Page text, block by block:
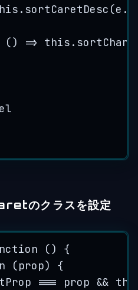
. sortCaretDesc (e .
() => this .
のクラスを設定
()
{
(prop)
{
=== prop &&